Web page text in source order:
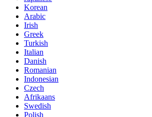
Korean
Arabic
Irish
Greek
Turkish
Italian
Danish
Romanian
Indonesian
Czech
Afrikaans
Swedish
Polish